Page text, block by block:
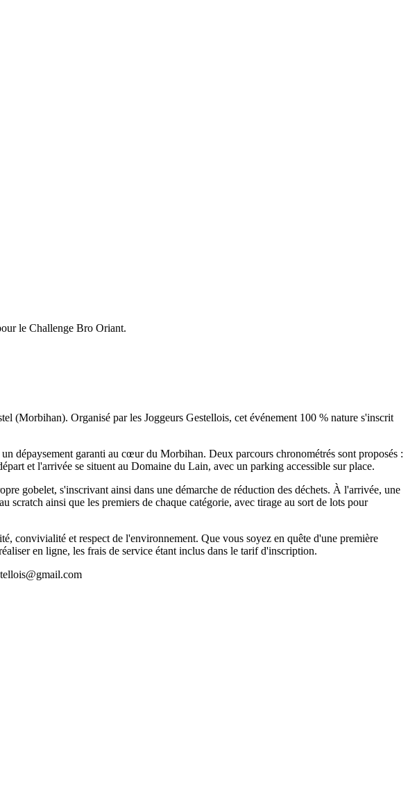
le Challenge Bro Oriant.
(Morbihan). Organisé par les Joggeurs Gestellois, cet événement 100 % nature s'inscrit
dépaysement garanti au cœur du Morbihan. Deux parcours chronométrés sont proposés :
et l'arrivée se situent au Domaine du Lain, avec un parking accessible sur place.
gobelet, s'inscrivant ainsi dans une démarche de réduction des déchets. À l'arrivée, une
ainsi que les premiers de chaque catégorie, avec tirage au sort de lots pour
convivialité et respect de l'environnement. Que vous soyez en quête d'une première
en ligne, les frais de service étant inclus dans le tarif d'inscription.